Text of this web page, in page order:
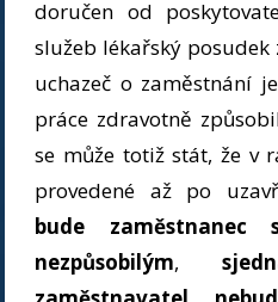
doručen od
služeb lékařský
uchazeč o zaměstnání
práce zdravotně
se může totiž stát, že v
provedené až po
bude zaměstnanec
nezpůsobilým,